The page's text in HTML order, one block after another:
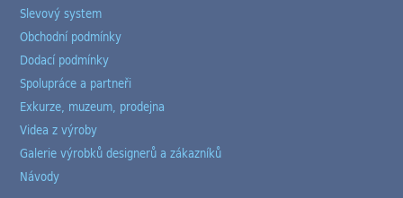
Slevový system
Obchodní podmínky
Dodací podmínky
Spolupráce a partneři
Exkurze, muzeum, prodejna
Videa z výroby
Galerie výrobků designerů a zákazníků
Návody